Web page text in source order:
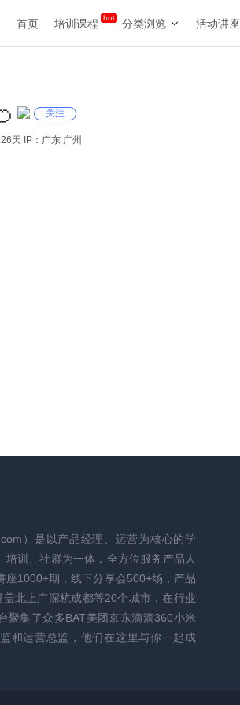
首页 培训课程 分类浏览 活动讲座
关注
天 IP：广东 广州
）是以产品经理、运营为核心的学
训、社群为一体，全方位服务产品人
座1000+期，线下分享会500+场，产品
北上广深杭成都等20个城市，在行业
聚集了众多BAT美团京东滴滴360小米
和运营总监，他们在这里与你一起成